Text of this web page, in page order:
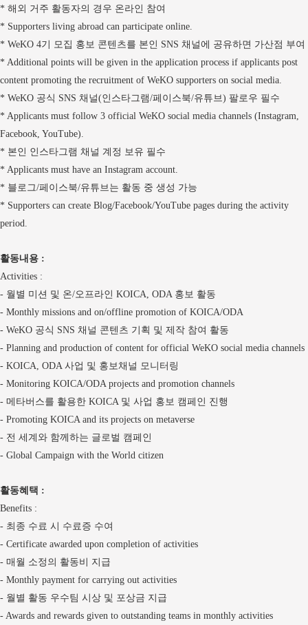
* 해외 거주 활동자의 경우 온라인 참여
* Supporters living abroad can participate online.
* WeKO 4기 모집 홍보 콘텐츠를 본인 SNS 채널에 공유하면 가산점 부여
* Additional points will be given in the application process if applicants post
content promoting the recruitment of WeKO supporters on social media.
* WeKO 공식 SNS 채널(인스타그램/페이스북/유튜브) 팔로우 필수
* Applicants must follow 3 official WeKO social media channels (Instagram,
Facebook, YouTube).
* 본인 인스타그램 채널 계정 보유 필수
* Applicants must have an Instagram account.
* 블로그/페이스북/유튜브는 활동 중 생성 가능
* Supporters can create Blog/Facebook/YouTube pages during the activity
period.
활동내용 :
Activities :
- 월별 미션 및 온/오프라인 KOICA, ODA 홍보 활동
- Monthly missions and on/offline promotion of KOICA/ODA
- WeKO 공식 SNS 채널 콘텐츠 기획 및 제작 참여 활동
- Planning and production of content for official WeKO social media channels
- KOICA, ODA 사업 및 홍보채널 모니터링
- Monitoring KOICA/ODA projects and promotion channels
- 메타버스를 활용한 KOICA 및 사업 홍보 캠페인 진행
- Promoting KOICA and its projects on metaverse
- 전 세계와 함께하는 글로벌 캠페인
- Global Campaign with the World citizen
활동혜택 :
Benefits :
- 최종 수료 시 수료증 수여
- Certificate awarded upon completion of activities
- 매월 소정의 활동비 지급
- Monthly payment for carrying out activities
- 월별 활동 우수팀 시상 및 포상금 지급
- Awards and rewards given to outstanding teams in monthly activities